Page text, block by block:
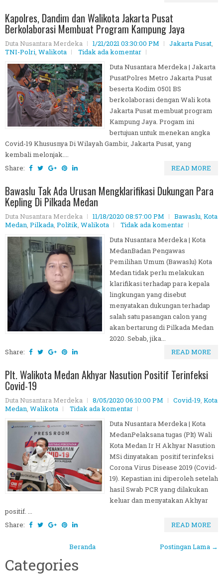
Kapolres, Dandim dan Walikota Jakarta Pusat
Berkolaborasi Membuat Program Kampung Jaya
Duta Nusantara Merdeka 1/21/2021 03:30:00 PM Jakarta Pusat,
TNI-Polri, Walikota
Tidak ada komentar
Duta Nusantara Merdeka | Jakarta
PusatPolres Metro Jakarta Pusat
beserta Kodim 0501 BS
berkolaborasi dengan Wali kota
Jakarta Pusat membuat program
Kampung Jaya. Progam ini
bertujuan untuk menekan angka
Covid-19 Khususnya Di Wilayah Gambir, Jakarta Pusat, yang
kembali melonjak....
Share:
READ MORE
Bawaslu Tak Ada Urusan Mengklarifikasi Dukungan Para
Kepling Di Pilkada Medan
Duta Nusantara Merdeka 11/18/2020 08:57:00 PM Bawaslu, Kota
Medan, Pilkada, Politik, Walikota
Tidak ada komentar
Duta Nusantara Merdeka | Kota
MedanBadan Pengawas
Pemilihan Umum (Bawaslu) Kota
Medan tidak perlu melakukan
klarifikasi terhadap para kepala
lingkungan yang disebut
menyatakan dukungan terhadap
salah satu pasangan calon yang
akan bertarung di Pilkada Medan
2020. Sebab, jika...
Share:
READ MORE
Plt. Walikota Medan Akhyar Nasution Positif Terinfeksi
Covid-19
Duta Nusantara Merdeka 8/05/2020 06:10:00 PM Covid-19, Kota
Medan, Walikota
Tidak ada komentar
Duta Nusantara Merdeka | Kota
MedanPelaksana tugas (Plt) Wali
Kota Medan Ir H Akhyar Nasution
MSi dinyatakan positif terinfeksi
Corona Virus Disease 2019 (Covid-
19). Kepastian ini diperoleh setelah
hasil Swab PCR yang dilakukan
keluar dan menyatakan Akhyar
positif. ...
Share:
READ MORE
Postingan Lama →
Beranda
Categories